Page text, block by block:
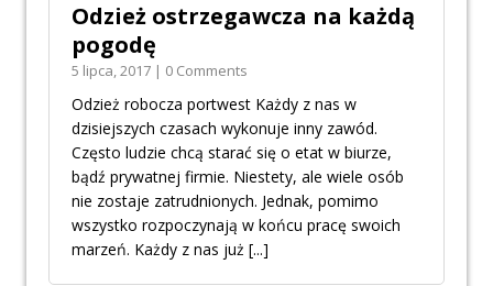
Odzież ostrzegawcza na każdą
pogodę
5 lipca, 2017 | 0 Comments
Odzież robocza portwest Każdy z nas w
dzisiejszych czasach wykonuje inny zawód.
Często ludzie chcą starać się o etat w biurze,
bądź prywatnej firmie. Niestety, ale wiele osób
nie zostaje zatrudnionych. Jednak, pomimo
wszystko rozpoczynają w końcu pracę swoich
marzeń. Każdy z nas już [...]